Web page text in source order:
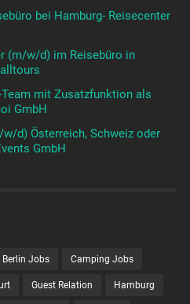
bei Hamburg- Reisecenter
(m/w/d) im Reisebüro in
mit Zusatzfunktion als
GmbH
d) Österreich, Schweiz oder
GmbH
Berlin Jobs Camping Jobs
Guest Relation Hamburg